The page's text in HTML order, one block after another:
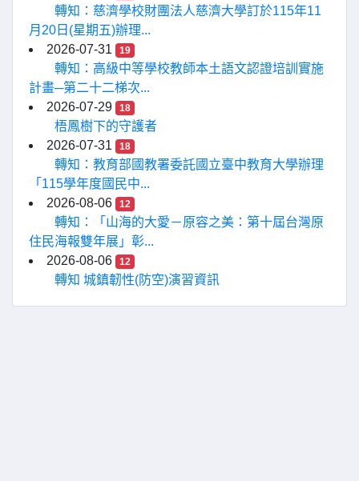
轉知：慈濟學校財團法人慈濟大學訂於115年11
月20日(星期五)辦理...
2026-07-31
19
轉知：高級中等學校教師本土語文認證培訓實施
計畫─第二十二梯次...
2026-07-29
18
梧鳳樹下的守護者
2026-07-31
18
轉知：教育部國教署委託國立臺中教育大學辦理
「115學年度國民中...
2026-08-06
12
轉知：「山海的大愛－原容之美：第十屆台灣原
住民海報雙年展」彰...
2026-08-06
12
轉知 城鎮韌性(防空)演習資訊